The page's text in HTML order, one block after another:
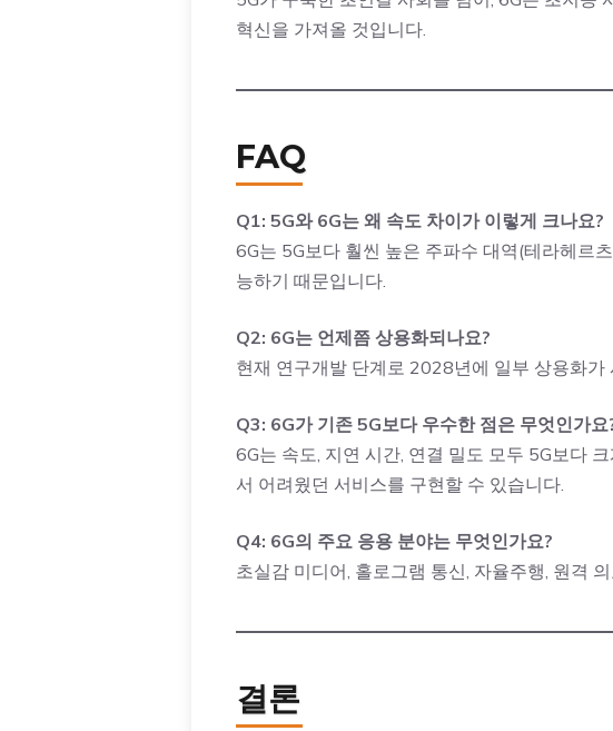
혁신을 가져올 것입니다.
FAQ
Q1: 5G와 6G는 왜 속도 차이가 이렇게 크나요?
6G는 5G보다 훨씬 높은 주파수 대역(테라헤르
능하기 때문입니다.
Q2: 6G는 언제쯤 상용화되나요?
현재 연구개발 단계로 2028년에 일부 상용화
Q3: 6G가 기존 5G보다 우수한 점은 무엇인가요
6G는 속도, 지연 시간, 연결 밀도 모두 5G보다
서 어려웠던 서비스를 구현할 수 있습니다.
Q4: 6G의 주요 응용 분야는 무엇인가요?
초실감 미디어, 홀로그램 통신, 자율주행, 원격
결론